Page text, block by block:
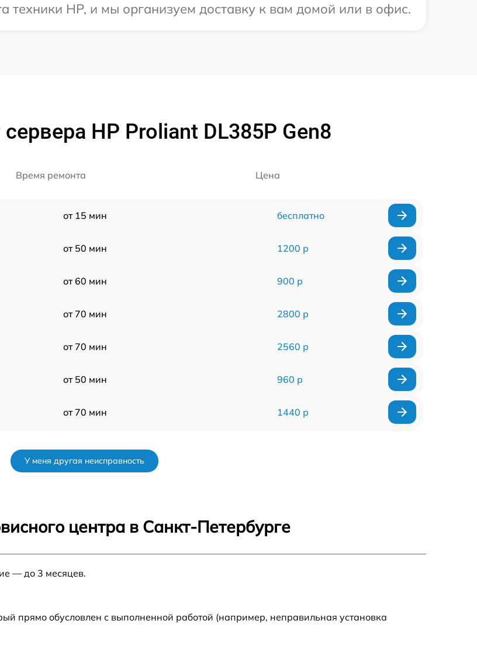
HP, и мы организуем доставку к вам домой или в офис.
HP Proliant DL385P Gen8
Время ремонта Цена
от 15 мин бесплатно
от 50 мин 1200 р
от 60 мин 900 р
от 70 мин 2800 р
от 70 мин 2560 р
от 50 мин 960 р
от 70 мин 1440 р
от 100 мин
У меня другая неисправность
центра в Санкт-Петербурге
— до 3 месяцев.
прямо обусловлен с выполненной работой (например, неправильная установка